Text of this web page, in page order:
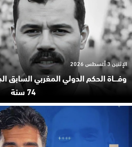
وفـ.ـاة الحكم الدولي المغربي السابق
74 سنة
الإثنين 3 أغسطس 2026